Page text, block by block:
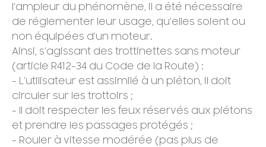
Contact
Rejoignez-nous
l’ampleur du phénomène, il a été nécessaire
de réglementer leur usage, qu’elles soient ou
non équipées d’un moteur.
Ainsi, s’agissant des trottinettes sans moteur
(article R412-34 du Code de la Route) :
- L’utilisateur est assimilé à un piéton, il doit
circuler sur les trottoirs ;
- Il doit respecter les feux réservés aux piétons
et prendre les passages protégés ;
- Rouler à vitesse modérée (pas plus de